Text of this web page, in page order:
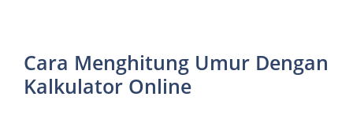
Cara Menghitung Umur Dengan
Kalkulator Online